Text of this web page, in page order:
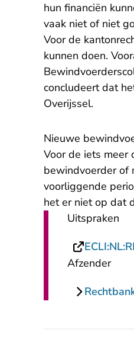
hun financiën
vaak niet of niet
Voor de
kunnen doen.
concludeert dat
Overijssel.
​Nieuwe
Voor de iets meer
bewindvoerder of
voorliggende
het er niet op dat
Uitspraken
Afzender